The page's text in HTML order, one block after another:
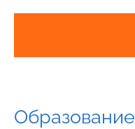
Образование